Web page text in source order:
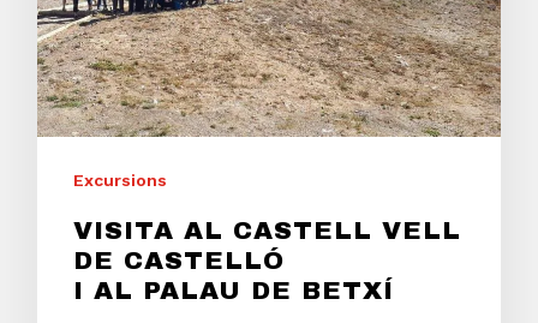
Excursions
VISITA AL CASTELL VELL
DE CASTELLÓ
I AL PALAU DE BETXÍ